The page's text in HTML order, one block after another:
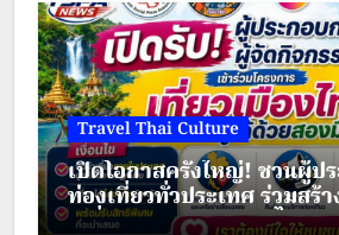
Travel Thai Culture
เปิดโอกาสครั้งใหญ่! ชวนผู้ป
ท่องเที่ยวทั่วประเทศ ร่วมสร้
เคลื่อนเศรษฐกิจชุมชนไทย